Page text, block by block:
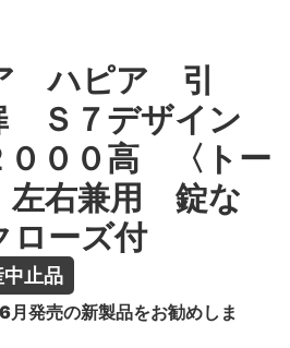
ハピア 引
Ｓ７デザイン
００高 〈トー
右兼用 錠な
ーズ付
止品
発売の新製品をお勧めしま